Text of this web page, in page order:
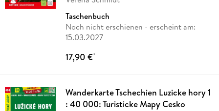
Taschenbuch
Noch nicht erschienen - erscheint am:
15.03.2027
17,90 €*
Wanderkarte Tschechien Luzicke hory 1
: 40 000: Turisticke Mapy Cesko